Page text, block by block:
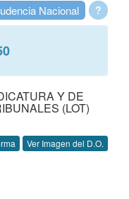
?
Nacional
Y DE
(LOT)
Ver Imagen del D.O.